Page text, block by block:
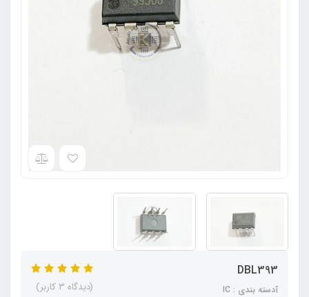
DBL393
آدسته بندی : IC (دیدگاه 3 کاربر)